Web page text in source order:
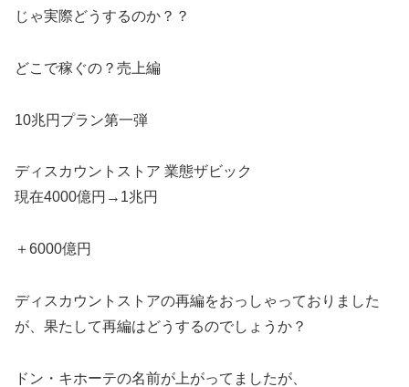
じゃ実際どうするのか？？
どこで稼ぐの？売上編
10兆円プラン第一弾
ディスカウントストア 業態ザビック
現在4000億円→1兆円
＋6000億円
ディスカウントストアの再編をおっしゃっておりました
が、果たして再編はどうするのでしょうか？
ドン・キホーテの名前が上がってましたが、